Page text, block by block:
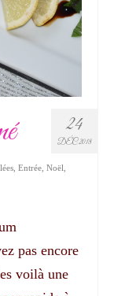
24
DÉC 2018
Entrée Noël
pas encore
voilà une